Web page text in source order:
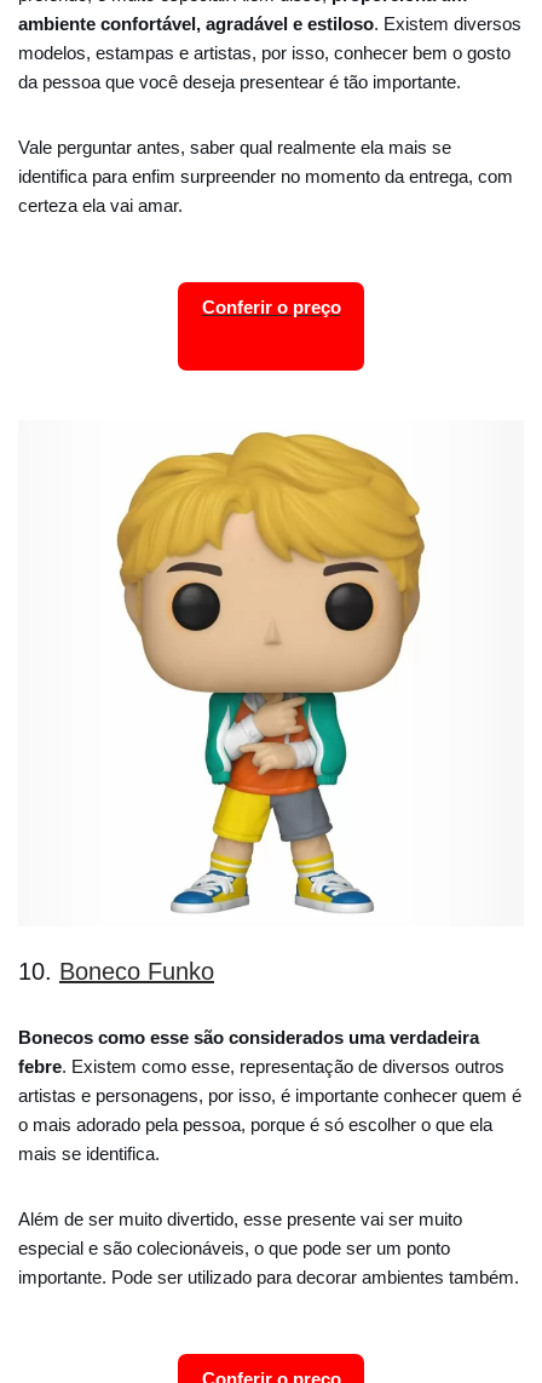
ambiente confortável, agradável e estiloso. Existem diversos
modelos, estampas e artistas, por isso, conhecer bem o gosto
da pessoa que você deseja presentear é tão importante.
Vale perguntar antes, saber qual realmente ela mais se
identifica para enfim surpreender no momento da entrega, com
certeza ela vai amar.
Conferir o preço
10. Boneco Funko
Bonecos como esse são considerados uma verdadeira
febre. Existem como esse, representação de diversos outros
artistas e personagens, por isso, é importante conhecer quem é
o mais adorado pela pessoa, porque é só escolher o que ela
mais se identifica.
Além de ser muito divertido, esse presente vai ser muito
especial e são colecionáveis, o que pode ser um ponto
importante. Pode ser utilizado para decorar ambientes também.